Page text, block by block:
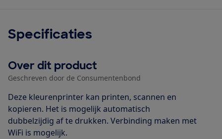
Specificaties
Over dit product
Geschreven door de Consumentenbond
Deze kleurenprinter kan printen, scannen en
kopieren. Het is mogelijk automatisch
dubbelzijdig af te drukken. Verbinding maken met
WiFi is mogelijk.